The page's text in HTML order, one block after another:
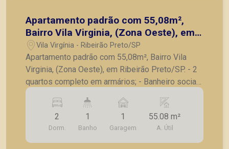
Apartamento padrão com 55,08m²,
Bairro Vila Virginia, (Zona Oeste), em
Ribeirão Preto/SP.
Vila Virgínia - Ribeirão Preto/SP
Apartamento padrão com 55,08m², Bairro Vila
Virginia, (Zona Oeste), em Ribeirão Preto/SP. - 2
quartos completo em armários; - Banheiro social;
- Sala para 2 ambientes; - Cozinha com armários;
- Lavanderia; - 1 vaga de garagem. A Piramid tem
como objetivo atender seus clientes com
agilidade e segurança, em locação, vendas de
imóveis prontos, usados ou mesmo nos
2
Dorm.
1
Banho
1
Garagem
55.08 m²
A. Útil